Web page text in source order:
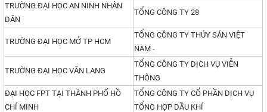
TRƯỜNG ĐẠI HỌC AN NINH NHÂN
DÂN
TỔNG CÔNG TY 28
TRƯỜNG ĐẠI HỌC MỞ TP HCM
TỔNG CÔNG TY THỦY SẢN VIỆT
NAM -
TRƯỜNG ĐẠI HỌC VĂN LANG
TỔNG CÔNG TY DỊCH VỤ VIỄN
THÔNG
ĐẠI HỌC FPT TẠI THÀNH PHỐ HỒ
CHÍ MINH
TỔNG CÔNG TY CỔ PHẦN DỊCH VỤ
TỔNG HỢP DẦU KHÍ